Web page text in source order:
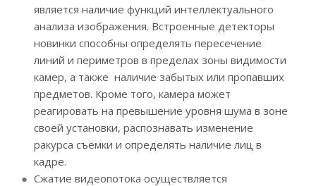
является наличие функций интеллектуального
анализа изображения. Встроенные детекторы
новинки способны определять пересечение
линий и периметров в пределах зоны видимости
камер, а также наличие забытых или пропавших
предметов. Кроме того, камера может
реагировать на превышение уровня шума в зоне
своей установки, распознавать изменение
ракурса съёмки и определять наличие лиц в
кадре.
Сжатие видеопотока осуществляется